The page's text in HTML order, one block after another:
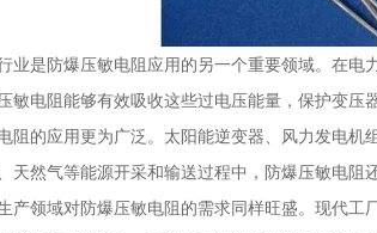
业是防爆压敏电阻应用的另一个重要领域。在电
敏电阻能够有效吸收这些过电压能量，保护变
阻的应用更为广泛。太阳能逆变器、风力发电
天然气等能源开采和输送过程中，防爆压敏电阻
产领域对防爆压敏电阻的需求同样旺盛。现代